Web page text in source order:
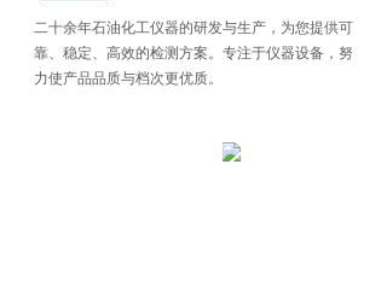
二十余年石油化工仪器的研发与生产，为您提供可
靠、稳定、高效的检测方案。专注于仪器设备，努
力使产品品质与档次更优质。